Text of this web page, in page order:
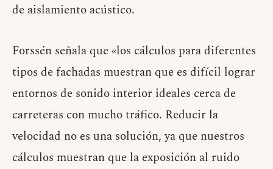
de aislamiento acústico.
Forssén señala que «los cálculos para diferentes
tipos de fachadas muestran que es difícil lograr
entornos de sonido interior ideales cerca de
carreteras con mucho tráfico. Reducir la
velocidad no es una solución, ya que nuestros
cálculos muestran que la exposición al ruido